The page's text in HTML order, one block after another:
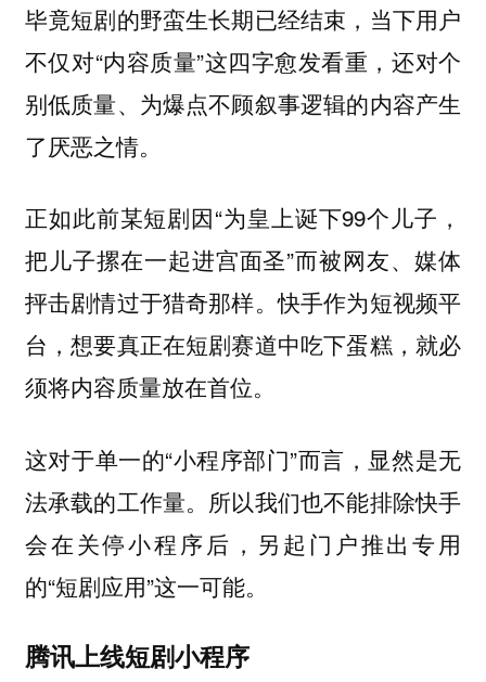
毕竟短剧的野蛮生长期已经结束，当下用户
不仅对“内容质量”这四字愈发看重，还对个
别低质量、为爆点不顾叙事逻辑的内容产生
了厌恶之情。
正如此前某短剧因“为皇上诞下99个儿子，
把儿子摞在一起进宫面圣”而被网友、媒体
抨击剧情过于猎奇那样。快手作为短视频平
台，想要真正在短剧赛道中吃下蛋糕，就必
须将内容质量放在首位。
这对于单一的“小程序部门”而言，显然是无
法承载的工作量。所以我们也不能排除快手
会在关停小程序后，另起门户推出专用
的“短剧应用”这一可能。
腾讯上线短剧小程序